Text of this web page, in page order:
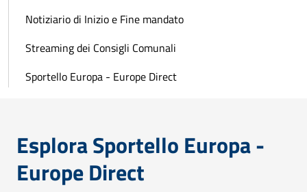
Notiziario di Inizio e Fine mandato
Streaming dei Consigli Comunali
Sportello Europa - Europe Direct
Esplora Sportello Europa -
Europe Direct